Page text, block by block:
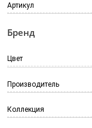
Артикул
Бренд
Цвет
Производитель
Коллекция